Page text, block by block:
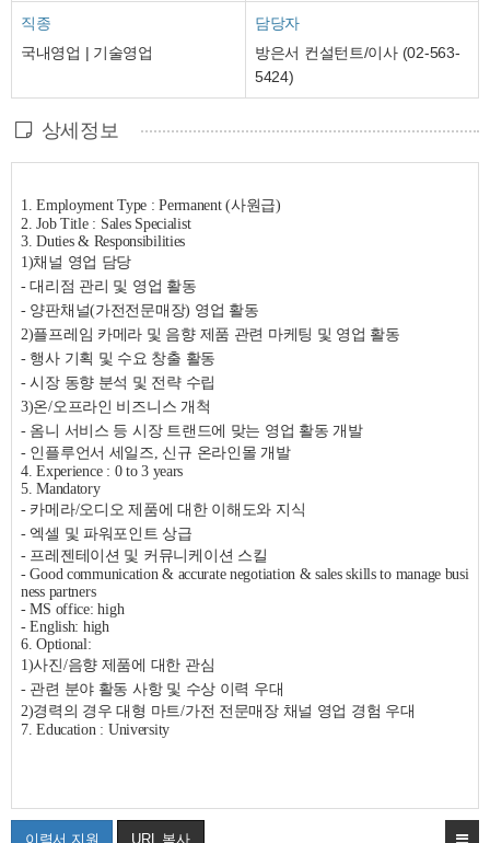
직종
국내영업 | 기술영업
담당자
방은서 컨설턴트/이사 (02-563-
5424)
상세정보
1. Employment Type : Permanent (사원급)
2. Job Title : Sales Specialist
3. Duties & Responsibilities
1)채널 영업 담당
- 대리점 관리 및 영업 활동
- 양판채널(가전전문매장) 영업 활동
2)플프레임 카메라 및 음향 제품 관련 마케팅 및 영업 활동
- 행사 기획 및 수요 창출 활동
- 시장 동향 분석 및 전략 수립
3)온/오프라인 비즈니스 개척
- 옴니 서비스 등 시장 트랜드에 맞는 영업 활동 개발
- 인플루언서 세일즈, 신규 온라인몰 개발
4. Experience : 0 to 3 years
5. Mandatory
- 카메라/오디오 제품에 대한 이해도와 지식
- 엑셀 및 파워포인트 상급
- 프레젠테이션 및 커뮤니케이션 스킬
- Good communication & accurate negotiation & sales skills to manage busi
ness partners
- MS office: high
- English: high
6. Optional:
1)사진/음향 제품에 대한 관심
- 관련 분야 활동 사항 및 수상 이력 우대
2)경력의 경우 대형 마트/가전 전문매장 채널 영업 경험 우대
7. Education : University
이력서 지원 URL 복사